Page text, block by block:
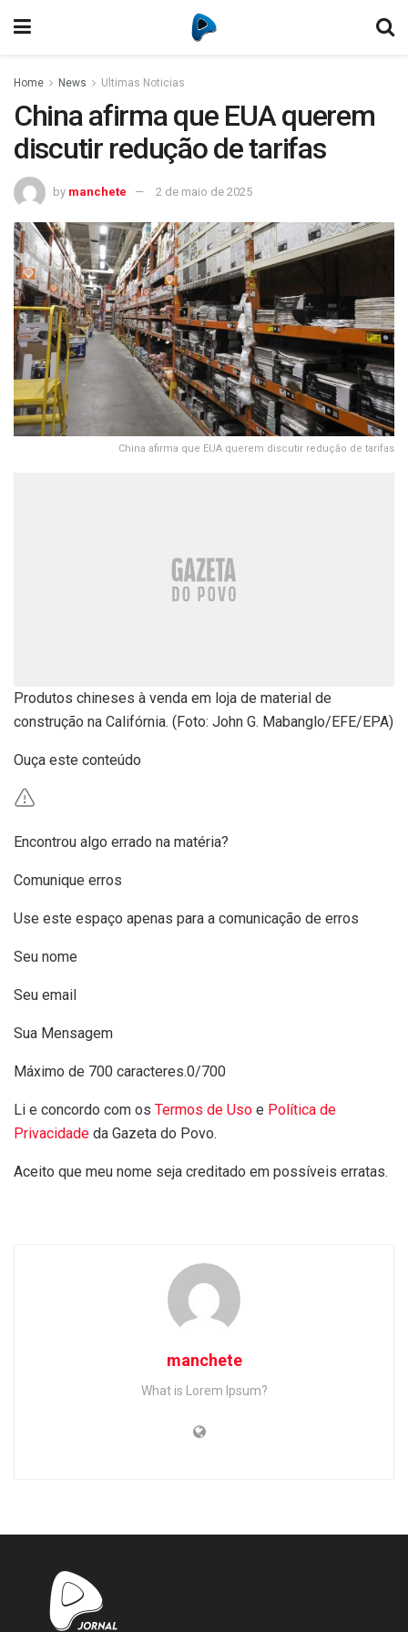
Home News Ultimas Noticias
China afirma que EUA querem
discutir redução de tarifas
by manchete 2 de maio de 2025
China afirma que EUA querem discutir redução de tarifas
Produtos chineses à venda em loja de material de
construção na Califórnia. (Foto: John G. Mabanglo/EFE/EPA)
Ouça este conteúdo
Encontrou algo errado na matéria?
Comunique erros
Use este espaço apenas para a comunicação de erros
Seu nome
Seu email
Sua Mensagem
Máximo de 700 caracteres.0/700
Li e concordo com os Termos de Uso e Política de
Privacidade da Gazeta do Povo.
Aceito que meu nome seja creditado em possíveis erratas.
manchete
What is Lorem Ipsum?